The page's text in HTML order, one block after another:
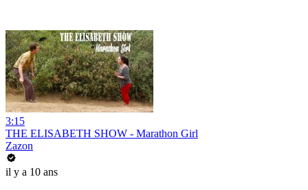
3:15
THE ELISABETH SHOW - Marathon Girl
Zazon
il y a 10 ans